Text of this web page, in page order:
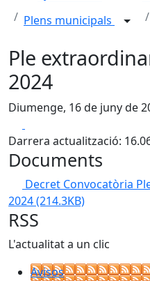
Plens municipals
Ple
2024
Diumenge, 16 de juny de
Darrera actualització:
Documents
Decret Convocatòria
2024(214.3KB)
RSS
L'actualitat a un clic
Avisos